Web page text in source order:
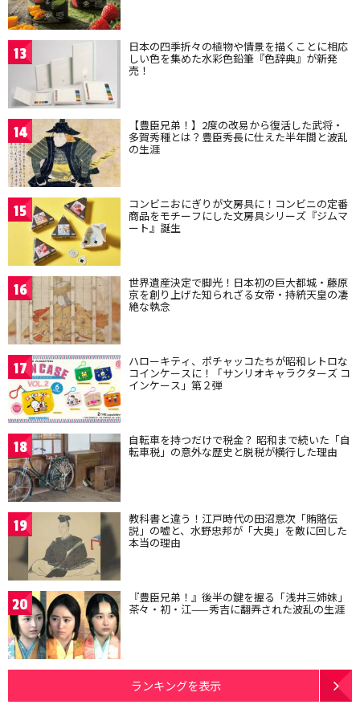
13 日本の四季折々の植物や情景を描くことに相応
しい色を集めた水彩色鉛筆『色辞典』が新発
売！
14 【豊臣兄弟！】2度の改易から復活した武将・
多賀秀種とは？豊臣秀長に仕えた半年間と波乱
の生涯
15 コンビニおにぎりが文房具に！コンビニの定番
商品をモチーフにした文房具シリーズ『ジムマ
ート』誕生
16 世界遺産決定で脚光！日本初の巨大都城・藤原
京を創り上げた知られざる女帝・持統天皇の凄
絶な執念
17 ハローキティ、ポチャッコたちが昭和レトロな
コインケースに！「サンリオキャラクターズ コ
インケース」第２弾
18 自転車を持つだけで税金？ 昭和まで続いた「自
転車税」の意外な歴史と脱税が横行した理由
19 教科書と違う！江戸時代の田沼意次「賄賂伝
説」の嘘と、水野忠邦が「大奥」を敵に回した
本当の理由
20 『豊臣兄弟！』後半の鍵を握る「浅井三姉妹」
茶々・初・江——秀吉に翻弄された波乱の生涯
ランキングを表示